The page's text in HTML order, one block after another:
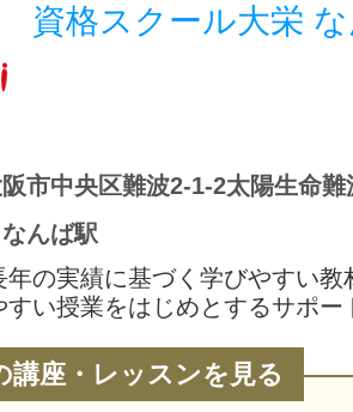
資格スクール大栄
市中央区難波2-1-2太陽生命難
んば駅
年の実績に基づく学びやすい教
すい授業をはじめとするサポ
講座・レッスンを見る